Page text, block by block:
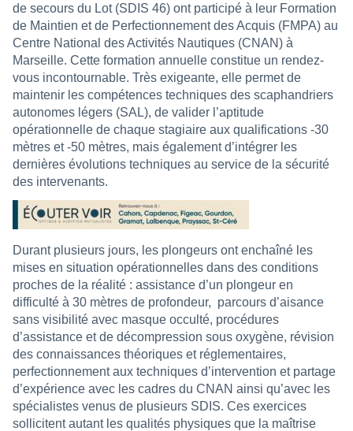
de secours du Lot (SDIS 46) ont participé à leur Formation
de Maintien et de Perfectionnement des Acquis (FMPA) au
Centre National des Activités Nautiques (CNAN) à
Marseille. Cette formation annuelle constitue un rendez-
vous incontournable. Très exigeante, elle permet de
maintenir les compétences techniques des scaphandriers
autonomes légers (SAL), de valider l’aptitude
opérationnelle de chaque stagiaire aux qualifications -30
mètres et -50 mètres, mais également d’intégrer les
dernières évolutions techniques au service de la sécurité
des intervenants.
Durant plusieurs jours, les plongeurs ont enchaîné les
mises en situation opérationnelles dans des conditions
proches de la réalité : assistance d’un plongeur en
difficulté à 30 mètres de profondeur, parcours d’aisance
sans visibilité avec masque occulté, procédures
d’assistance et de décompression sous oxygène, révision
des connaissances théoriques et réglementaires,
perfectionnement aux techniques d’intervention et partage
d’expérience avec les cadres du CNAN ainsi qu’avec les
spécialistes venus de plusieurs SDIS. Ces exercices
sollicitent autant les qualités physiques que la maîtrise